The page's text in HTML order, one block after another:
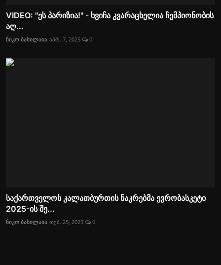
VIDEO: "ეს პარიზია!" - ხვიჩა კვარაცხელია ჩემპიონობის
აღ...
ნიკო ბასილაია აპრ. 7, 2025 0
საქართველოს კალათბურთის ნაკრებმა ევრობასკეტი
2025-ის შე...
ნიკო ბასილაია თებ. 25, 2025 0